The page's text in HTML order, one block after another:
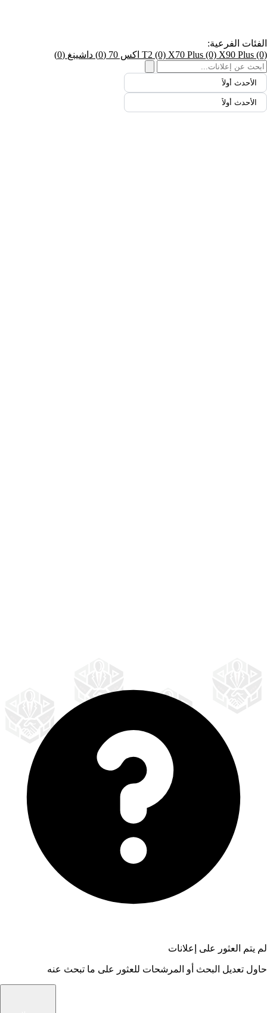
الفئات الفرعية:
T2 (0) X70 Plus (0) X90 Plus (0) اكس 70 (0) داشينغ (0)
الأحدث أولاً
الأحدث أولاً
لم يتم العثور على إعلانات
حاول تعديل البحث أو المرشحات للعثور على ما تبحث عنه